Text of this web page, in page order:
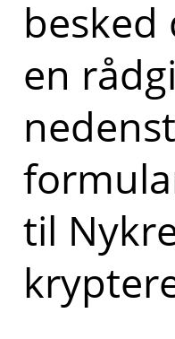
en
til